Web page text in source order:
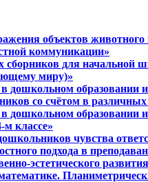
объектов
коммуникации»
сборников для
миру)»
образовании
со счётом в
образовании
м классе»
чувства
подхода в
эстетического